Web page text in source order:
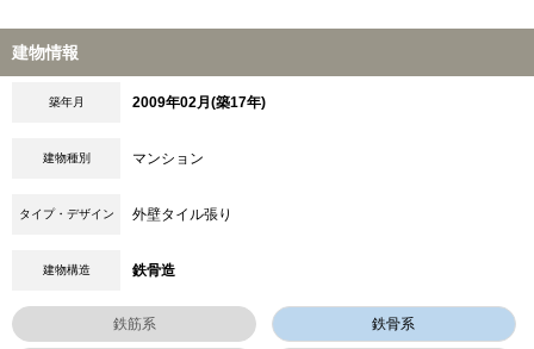
建物情報
築年月 2009年02月(築17年)
建物種別 マンション
タイプ・デザイン 外壁タイル張り
建物構造 鉄骨造
鉄筋系 鉄骨系